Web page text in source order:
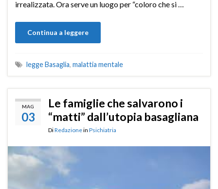
irrealizzata. Ora serve un luogo per “coloro che si …
Continua a leggere
legge Basaglia, malattia mentale
MAG
03
Le famiglie che salvarono i
“matti” dall’utopia basagliana
DiRedazionein Psichiatria